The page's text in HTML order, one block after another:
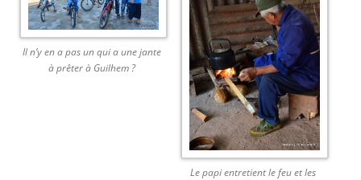
Il n’y en a pas un qui a une jante
à prêter à Guilhem ?
Le papi entretient le feu et les